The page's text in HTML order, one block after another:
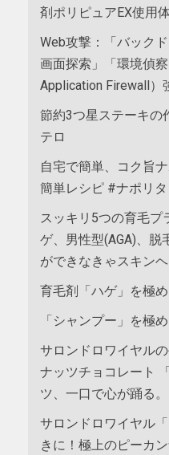
剤ポリピュアEX使用
Web攻撃：「バック
画面探索」「環境偵
Application Firewall）
節約3つ星ステーキの
テロ
自宅で簡単、コク旨
簡単レシピ #ナポリ
スッキリ5つの育毛プ
ゲ、男性型(AGA)、
ができなきゃスキン
育毛剤「ハゲ」を極め
「シャンプー」を極め
サロンドロワイヤル
ナッツチョコレート
ツ、一口で心が踊る。
サロンドロワイヤル
きに！極上のピーカ